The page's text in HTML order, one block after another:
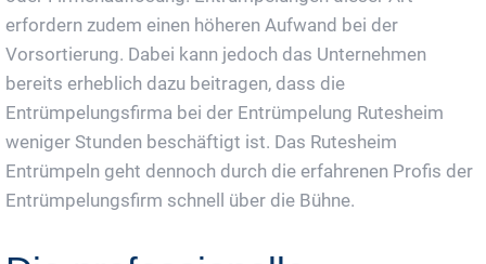
erfordern zudem einen höheren Aufwand bei der
Vorsortierung. Dabei kann jedoch das Unternehmen
bereits erheblich dazu beitragen, dass die
Entrümpelungsfirma bei der Entrümpelung Rutesheim
weniger Stunden beschäftigt ist. Das Rutesheim
Entrümpeln geht dennoch durch die erfahrenen Profis der
Entrümpelungsfirm schnell über die Bühne.